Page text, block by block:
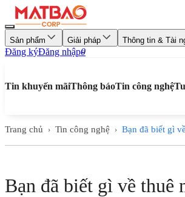
Sản phẩm Giải pháp Thông tin & Tài
Đăng kýĐăng nhập0
Tin khuyến mãiThông báoTin công nghệ
Trang chủ › Tin công nghệ › Bạn đã biết gì
Bạn đã biết gì về thuê